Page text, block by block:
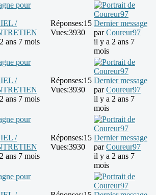
pour
/
ans 7 mois
Réponses:15
Vues:3930
Dernier message
parCoureur97
il y a 2 ans 7
mois
pour
/
ans 7 mois
Réponses:15
Vues:3930
Dernier message
parCoureur97
il y a 2 ans 7
mois
pour
/
ans 7 mois
Réponses:15
Vues:3930
Dernier message
parCoureur97
il y a 2 ans 7
mois
pour